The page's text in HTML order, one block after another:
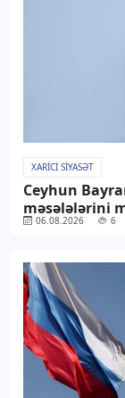
XARICI SIYASƏT
Ceyhun
məsələlərini
06.08.2026 6